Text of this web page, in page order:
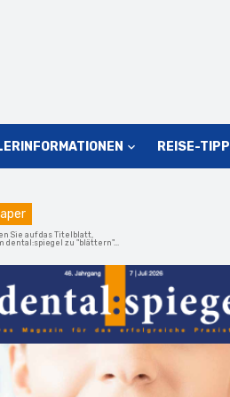
REISE-TIPP
Sie auf das Titelblatt,
dental:spiegel zu "blättern"...